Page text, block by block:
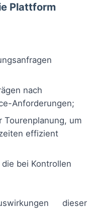
Plattform
nach
Anforderungen;
um
effizient
bei Kontrollen
dieser